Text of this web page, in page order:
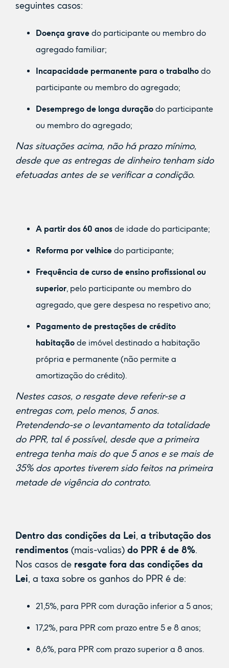
seguintes casos:
Doença grave do participante ou membro do
agregado familiar;
Incapacidade permanente para o trabalho do
participante ou membro do agregado;
Desemprego de longa duração do participante
ou membro do agregado;
Nas situações acima, não há prazo mínimo,
desde que as entregas de dinheiro tenham sido
efetuadas antes de se verificar a condição.
A partir dos 60 anos de idade do participante;
Reforma por velhicedo participante;
Frequência de curso de ensino profissional ou
superior, pelo participante ou membro do
agregado, que gere despesa no respetivo ano;
Pagamento de prestações de crédito
habitaçãode imóvel destinado a habitação
própria e permanente (não permite a
amortização do crédito).
Nestes casos, o resgate deve referir-se a
entregas com, pelo menos, 5 anos.
Pretendendo-se o levantamento da totalidade
do PPR, tal é possível, desde que a primeira
entrega tenha mais do que 5 anos e se mais de
35% dos aportes tiverem sido feitos na primeira
metade de vigência do contrato.
Dentro das condições da Lei, a tributação dos
rendimentos (mais-valias) do PPR é de 8%.
Nos casos de resgate fora das condições da
Lei, a taxa sobre os ganhos do PPR é de:
21,5%, para PPR com duração inferior a 5 anos;
17,2%, para PPR com prazo entre 5 e 8 anos;
8,6%, para PPR com prazo superior a 8 anos.